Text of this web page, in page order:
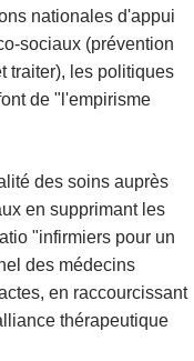
nationales d'appui
sociaux (prévention
traiter), les politiques
de "l'empirisme
des soins auprès
en supprimant les
"infirmiers pour un
des médecins
en raccourcissant
thérapeutique